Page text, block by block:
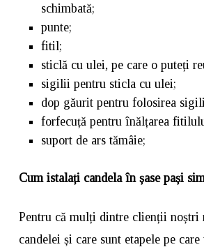
schimbată;
punte;
fitil;
sticlă cu ulei, pe care o puteți
sigilii pentru sticla cu ulei;
dop găurit pentru folosirea
forfecuță pentru înălțarea
suport de ars tămâie;
Cum istalați candela în șase pași
Pentru că mulți dintre clienții noștri
candelei și care sunt etapele pe